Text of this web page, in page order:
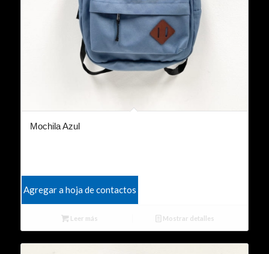
Mochila Azul
Agregar a hoja de contactos
Leer más Mostrar detalles